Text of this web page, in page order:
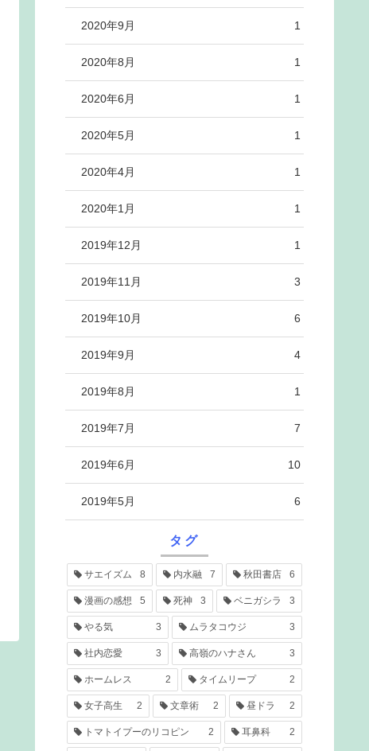
2020年9月 1
2020年8月 1
2020年6月 1
2020年5月 1
2020年4月 1
2020年1月 1
2019年12月 1
2019年11月 3
2019年10月 6
2019年9月 4
2019年8月 1
2019年7月 7
2019年6月 10
2019年5月 6
タグ
サエイズム 8 内水融 7 秋田書店 6
漫画の感想 5 死神 3 ベニガシラ 3
やる気 3 ムラタコウジ 3
社内恋愛 3 高嶺のハナさん 3
ホームレス 2 タイムリープ 2
女子高生 2 文章術 2 昼ドラ 2
トマトイプーのリコピン 2 耳鼻科 2